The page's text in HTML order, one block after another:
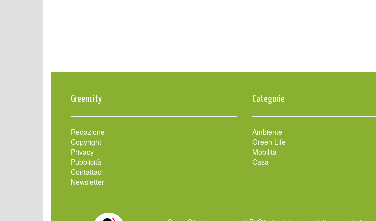
Greencity
Redazione
Copyright
Privacy
Pubblicità
Contattaci
Newsletter
Categorie
Ambiente
Green Life
Mobilità
Casa